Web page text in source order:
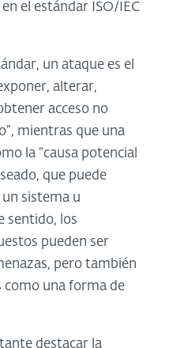
el estándar ISO/IEC
un ataque es el
alterar,
acceso no
mientras que una
la “causa potencial
que puede
sistema u
sentido, los
pueden ser
pero también
como una forma de
destacar la